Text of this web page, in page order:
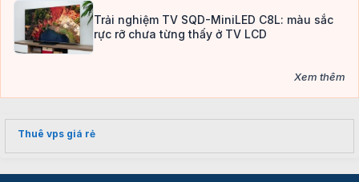
Trải nghiệm TV SQD-MiniLED C8L: màu sắc
rực rỡ chưa từng thấy ở TV LCD
Xem thêm
Thuê vps giá rẻ